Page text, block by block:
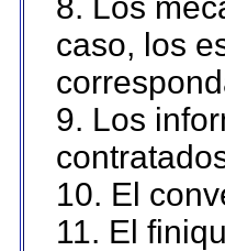
caso, los
9. Los
10. El
11. El